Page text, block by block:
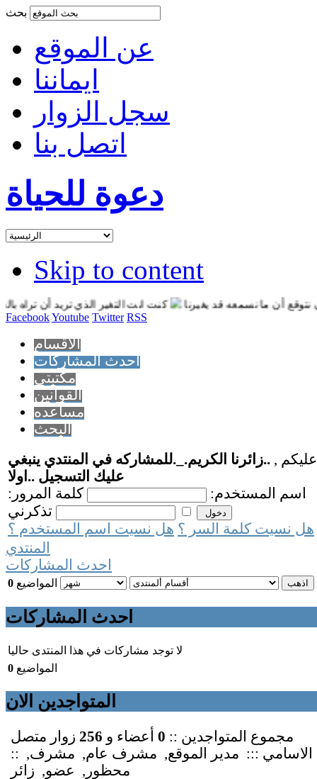
عن الموقع
ايماننا
سجل الزوار
اتصل بنا
دعوة للحياة
Skip to content
أن ما نسمعه قد يغيرنا
كنت انت التغير الذي تريد أن تراه بالعالم
FacebookYoutube Twitter RSS
الاقسام
احدث المشاركات
مكتبتي
القوانين
مساعده
البحث
, ..زائرنا الكريم._.للمشاركه في المنتدي ينبغي
عليك التسجيل ..اولا
اسم المستخدم:
كلمة المرور:
هل نسيت كلمة السر ؟ هل نسيت اسم المستخدم ؟
المنتدي
احدث المشاركات
0 المواضيع
احدث المشاركات
لا توجد مشاركات في هذا المنتدى حاليا
0 المواضيع
المتواجدين الان
مجموع المتواجدين :: 0 أعضاء و
زوار متصل
الاسامي ::: مدير الموقع, مشرف عام, مشرف,
محظور , عضو, زائر